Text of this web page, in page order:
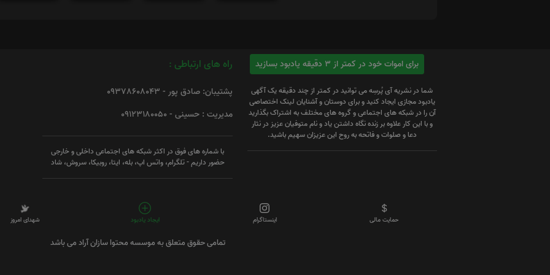
برای اموات خود در کمتر از 3 دقیقه یادبود بسازید
شما در نشریه آی پُرسِه می توانید در کمتر از چند دقیقه یک آگهی
یادبود مجازی ایجاد کنید و برای دوستان و آشنایان لینک اختصاصی
آن را در شبکه های اجتماعی و گروه های مختلف به اشتراک بگذارید
و با این کار علاوه بر زنده نگاه داشتن یاد و نام متوفیان عزیز در نثار
دعا و صلوات و فاتحه به روح این عزیزان سهیم باشید.
راه های ارتباطی :
پشتیبان: صادق پور - 09378608043
مدیریت : حسینی - 09123180050
با شماره های فوق در اکثر شبکه های اجتماعی داخلی و خارجی
حضور داریم - تلگرام، واتس اپ، بله، ایتا، روبیکا، سروش، شاد
حمایت مالی اینستاگرام ایجاد یادبود شهدای امروز
تمامی حقوق متعلق به موسسه محتوا سازان آراد می باشد